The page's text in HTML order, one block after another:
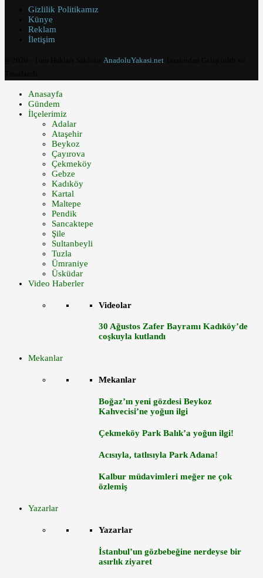
Gizlilik Politikamız
Künye
Reklam
İletişim
AnadoluYakasi.net
Anasayfa
Gündem
İlçelerimiz
Adalar
Ataşehir
Beykoz
Çayırova
Çekmeköy
Gebze
Kadıköy
Kartal
Maltepe
Pendik
Sancaktepe
Şile
Sultanbeyli
Tuzla
Ümraniye
Üsküdar
Video Haberler
Videolar
30 Ağustos Zafer Bayramı Kadıköy’de
coşkuyla kutlandı
Mekanlar
Mekanlar
Boğaz’ın yeni gözdesi Beykoz
Kahvecisi’ne yoğun ilgi
Çekmeköy Park Balık’a yoğun ilgi!
Acısıyla, tatlısıyla Park Adana!
Kalbur müdavimleri meğer ne çok
özlemiş
Yazarlar
Yazarlar
İstanbul’un gözbebeğine nerdeyse bir
asırlık ziyaret